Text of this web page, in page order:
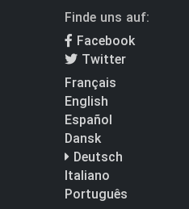
Finde uns auf:
Facebook
Twitter
Français
English
Español
Dansk
Deutsch
Italiano
Português